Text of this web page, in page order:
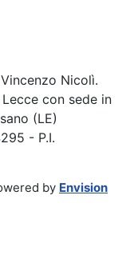
Nicolì.
con sede in
(LE)
- P.I.
by Envision